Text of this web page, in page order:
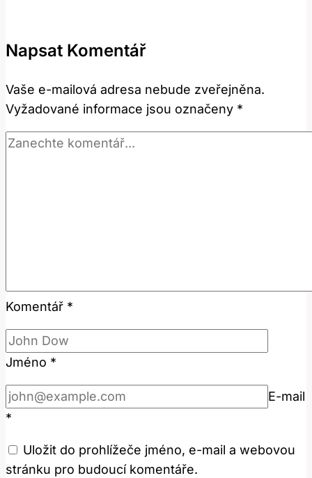
Výraz
a
Jak
Ho
Používat?
Napsat Komentář
Vaše e-mailová adresa nebude zveřejněna.
Vyžadované informace jsou označeny *
Komentář *
Jméno *
E-mail
*
Uložit do prohlížeče jméno, e-mail a webovou
stránku pro budoucí komentáře.